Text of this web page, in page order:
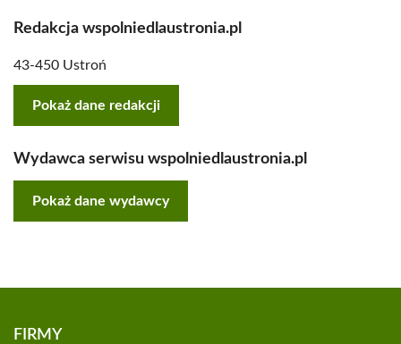
Redakcja wspolniedlaustronia.pl
43-450 Ustroń
Pokaż dane redakcji
Wydawca serwisu wspolniedlaustronia.pl
Pokaż dane wydawcy
FIRMY